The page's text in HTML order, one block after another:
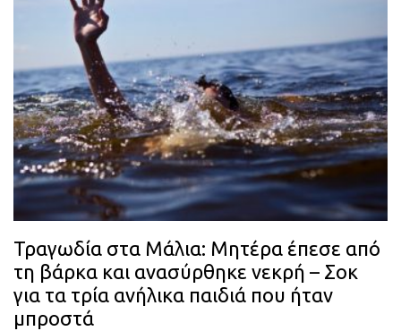
Τραγωδία στα Μάλια: Μητέρα έπεσε από
τη βάρκα και ανασύρθηκε νεκρή – Σοκ
για τα τρία ανήλικα παιδιά που ήταν
μπροστά